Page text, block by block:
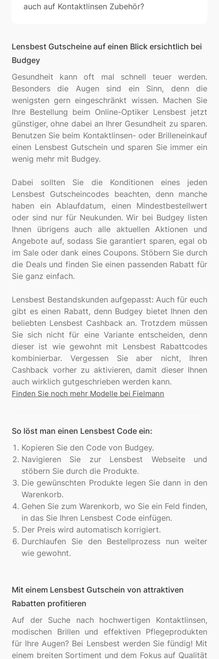
auch auf Kontaktlinsen Zubehör?
Lensbest Gutscheine auf einen Blick ersichtlich bei
Budgey
Gesundheit kann oft mal schnell teuer werden.
Besonders die Augen sind ein Sinn, denn die
wenigsten gern eingeschränkt wissen. Machen Sie
Ihre Bestellung beim Online-Optiker Lensbest jetzt
günstiger, ohne dabei an Ihrer Gesundheit zu sparen.
Benutzen Sie beim Kontaktlinsen- oder Brilleneinkauf
einen Lensbest Gutschein und sparen Sie immer ein
wenig mehr mit Budgey.
Dabei sollten Sie die Konditionen eines jeden
Lensbest Gutscheincodes beachten, denn manche
haben ein Ablaufdatum, einen Mindestbestellwert
oder sind nur für Neukunden. Wir bei Budgey listen
Ihnen übrigens auch alle aktuellen Aktionen und
Angebote auf, sodass Sie garantiert sparen, egal ob
im Sale oder dank eines Coupons. Stöbern Sie durch
die Deals und finden Sie einen passenden Rabatt für
Sie ganz einfach.
Lensbest Bestandskunden aufgepasst: Auch für euch
gibt es einen Rabatt, denn Budgey bietet Ihnen den
beliebten Lensbest Cashback an. Trotzdem müssen
Sie sich nicht für eine Variante entscheiden, denn
dieser ist wie gewohnt mit Lensbest Rabattcodes
kombinierbar. Vergessen Sie aber nicht, Ihren
Cashback vorher zu aktivieren, damit dieser Ihnen
Finden Sie noch mehr Modelle bei Fielmann
So löst man einen Lensbest Code ein:
Kopieren Sie den Code von Budgey.
Navigieren Sie zur Lensbest Webseite und
stöbern Sie durch die Produkte.
Die gewünschten Produkte legen Sie dann in den
Warenkorb.
Gehen Sie zum Warenkorb, wo Sie ein Feld finden,
in das Sie Ihren Lensbest Code einfügen.
Der Preis wird automatisch korrigiert.
Durchlaufen Sie den Bestellprozess nun weiter
wie gewohnt.
Mit einem Lensbest Gutschein von attraktiven
Rabatten profitieren
Auf der Suche nach hochwertigen Kontaktlinsen,
modischen Brillen und effektiven Pflegeprodukten
für Ihre Augen? Bei Lensbest werden Sie fündig! Mit
einem breiten Sortiment und dem Fokus auf Qualität